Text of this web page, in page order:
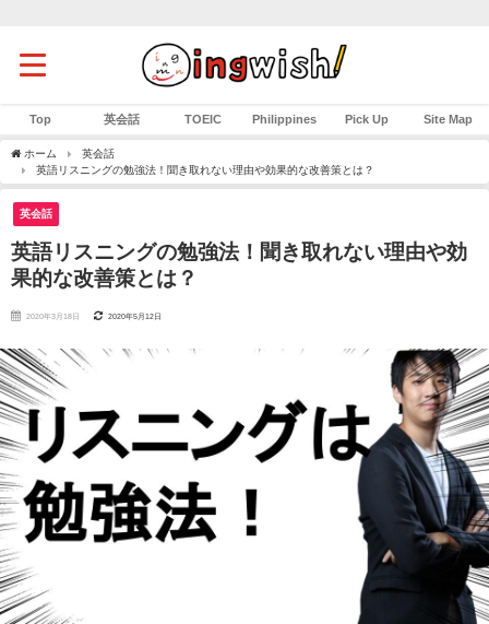
Top 英会話 TOEIC Philippines Pick Up Site Map
ホーム
英会話
英語リスニングの勉強法！聞き取れない理由や効果的な改善策とは？
英会話
英語リスニングの勉強法！聞き取れない理由や効
果的な改善策とは？
2020年3月18日 2020年5月12日